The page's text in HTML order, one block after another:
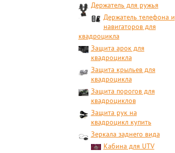
Держатель для ружья
Держатель телефона и
навигаторов для
квадроцикла
Защита арок для
квадроцикла
Защита крыльев для
квадроцикла
Защита порогов для
квадроциклов
Защита рук на
квадроцикл купить
Зеркала заднего вида
Кабина для UTV